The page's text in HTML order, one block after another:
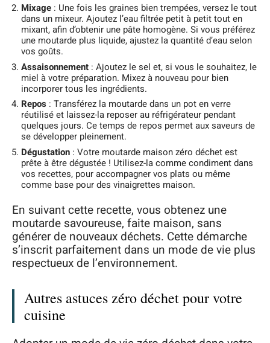
Mixage : Une fois les graines bien trempées, versez le tout
dans un mixeur. Ajoutez l’eau filtrée petit à petit tout en
mixant, afin d’obtenir une pâte homogène. Si vous préférez
une moutarde plus liquide, ajustez la quantité d’eau selon
vos goûts.
Assaisonnement : Ajoutez le sel et, si vous le souhaitez, le
miel à votre préparation. Mixez à nouveau pour bien
incorporer tous les ingrédients.
Repos : Transférez la moutarde dans un pot en verre
réutilisé et laissez-la reposer au réfrigérateur pendant
quelques jours. Ce temps de repos permet aux saveurs de
se développer pleinement.
Dégustation : Votre moutarde maison zéro déchet est
prête à être dégustée ! Utilisez-la comme condiment dans
vos recettes, pour accompagner vos plats ou même
comme base pour des vinaigrettes maison.
En suivant cette recette, vous obtenez une
moutarde savoureuse, faite maison, sans
générer de nouveaux déchets. Cette démarche
s’inscrit parfaitement dans un mode de vie plus
respectueux de l’environnement.
Autres astuces zéro déchet pour votre
cuisine